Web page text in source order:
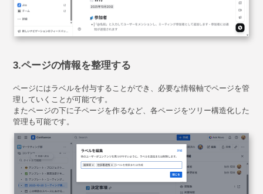
3.ページの情報を整理する
ページにはラベルを付与することができ、必要な情報軸でページを管
理していくことが可能です。
またページの下に子ページを作るなど、各ページをツリー構造化した
管理も可能です。